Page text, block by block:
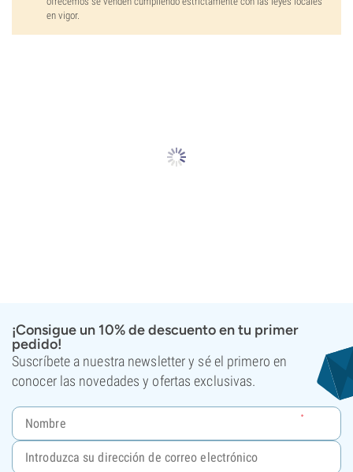
en vigor.
¡Consigue un 10% de descuento en tu primer
pedido!
Suscríbete a nuestra newsletter y sé el primero en
conocer las novedades y ofertas exclusivas.